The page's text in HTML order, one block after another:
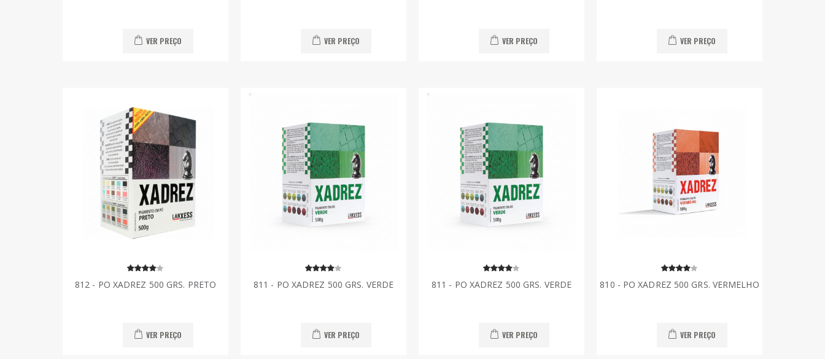
VER PREÇO VER PREÇO VER PREÇO VER PREÇO
812 - PO XADREZ 500 GRS. PRETO
VER PREÇO
811 - PO XADREZ 500 GRS. VERDE
VER PREÇO
811 - PO XADREZ 500 GRS. VERDE
VER PREÇO
810 - PO XADREZ 500 GRS. VERMELHO
VER PREÇO